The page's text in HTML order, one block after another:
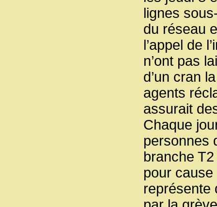
lignes
du réseau
l’appel de
n’ont pas
d’un cran
agents
assurait
Chaque
personnes
branche
pour
représente